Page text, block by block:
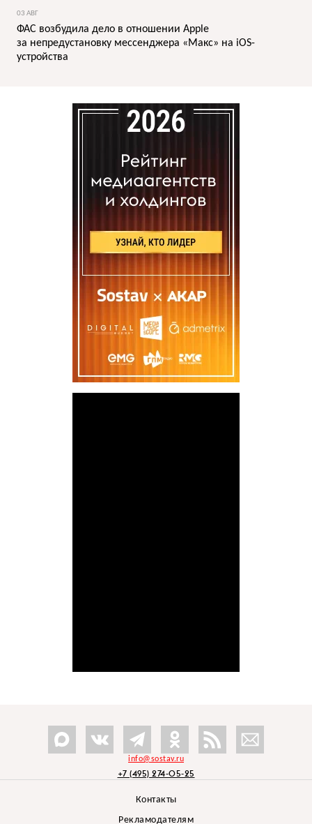
03 АВГ
ФАС возбудила дело в отношении Apple
за непредустановку мессенджера «Макс» на iOS-
устройства
info@sostav.ru
+7 (495) 274-05-25
Контакты
Рекламодателям